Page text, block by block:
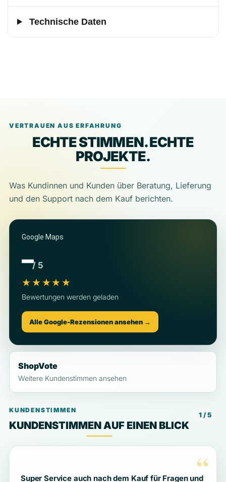
Technische Daten
VERTRAUEN AUS ERFAHRUNG
ECHTE STIMMEN. ECHTE
PROJEKTE.
Was Kundinnen und Kunden über Beratung, Lieferung
und den Support nach dem Kauf berichten.
Google Maps
–/ 5
★★★★★
Bewertungen werden geladen
Alle Google-Rezensionen ansehen →
ShopVote
Weitere Kundenstimmen ansehen
KUNDENSTIMMEN
KUNDENSTIMMEN AUF EINEN BLICK
1 / 5
“
Super Service auch nach dem Kauf für Fragen und